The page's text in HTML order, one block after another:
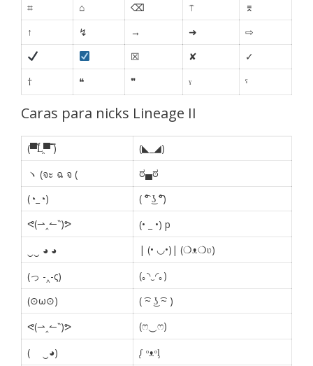
⌗
⌂ ⌫ ⍑
⌆
↑
↯ → ➜
⇨
☒
✘
✓
†
❝ ❞ ˠ ˤ
Caras para nicks Lineage II
(▀̿Ĺ̯▀̿ ̿)
(◣_◢)
ヽ (จะ ฉ จ (
ಠ▄ಠ
(◔_◔)
( ͡° ͜ʖ ͡°)
ᕙ(⇀‸↼‶)ᕗ
(• _ •) p
‿‿ ◕ ◕
| (• ◡•)| (❍ᴥ❍ʋ)
(っ -‸-ς)
(｡◝‿◜｡)
(⊙ω⊙)
( ͡~ ͜ʖ ͡~ )
ᕙ(⇀‸↼‶)ᕗ
(ෆ‿ෆ)
(ゝ ‿◕)
ᶘ ᵒᴥᵒᶅ